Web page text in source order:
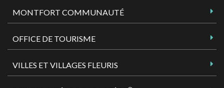
MONTFORT COMMUNAUTÉ
OFFICE DE TOURISME
VILLES ET VILLAGES FLEURIS